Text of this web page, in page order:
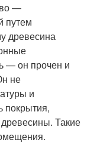
—
путем
древесина
— он прочен и
не
и
покрытия,
Такие